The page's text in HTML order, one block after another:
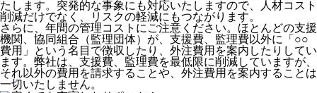
たします。突発的な事象にも対応いたしますので、人材コスト
削減だけでなく、リスクの軽減にもつながります。
さらに、年間の管理コストにご注意ください。ほとんどの支援
機関、協同組合（監理団体）が、支援費、監理費以外に「○○
費用」という名目で徴収したり、外注費用を案内したりしてい
ます。弊社は、支援費、監理費を最低限に削減していますが、
それ以外の費用を請求することや、外注費用を案内することは
一切いたしません。